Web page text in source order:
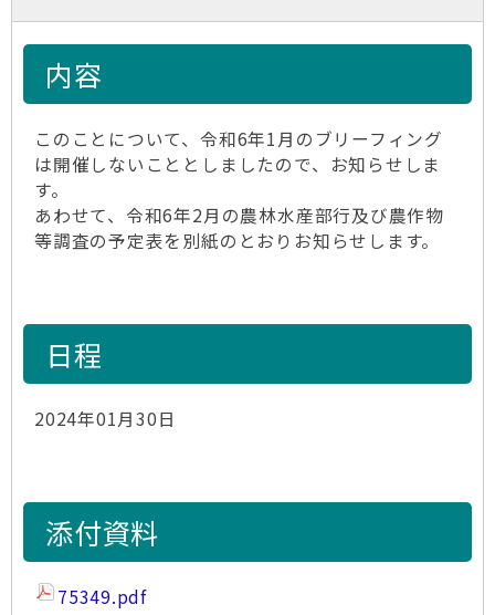
内容
このことについて、令和6年1月のブリーフィング
は開催しないこととしましたので、お知らせしま
す。
あわせて、令和6年2月の農林水産部行及び農作物
等調査の予定表を別紙のとおりお知らせします。
日程
2024年01月30日
添付資料
75349.pdf